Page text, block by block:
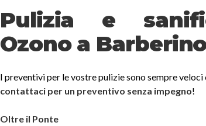
Pulizia e
Ozono a
I preventivi per le vostre pulizie sono sempre
contattaci per un preventivo senza impegno!
Oltre il Ponte